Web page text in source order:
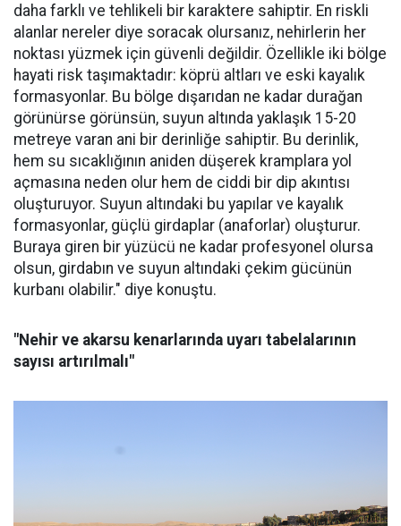
daha farklı ve tehlikeli bir karaktere sahiptir. En riskli
alanlar nereler diye soracak olursanız, nehirlerin her
noktası yüzmek için güvenli değildir. Özellikle iki bölge
hayati risk taşımaktadır: köprü altları ve eski kayalık
formasyonlar. Bu bölge dışarıdan ne kadar durağan
görünürse görünsün, suyun altında yaklaşık 15-20
metreye varan ani bir derinliğe sahiptir. Bu derinlik,
hem su sıcaklığının aniden düşerek kramplara yol
açmasına neden olur hem de ciddi bir dip akıntısı
oluşturuyor. Suyun altındaki bu yapılar ve kayalık
formasyonlar, güçlü girdaplar (anaforlar) oluşturur.
Buraya giren bir yüzücü ne kadar profesyonel olursa
olsun, girdabın ve suyun altındaki çekim gücünün
kurbanı olabilir." diye konuştu.
"Nehir ve akarsu kenarlarında uyarı tabelalarının
sayısı artırılmalı"